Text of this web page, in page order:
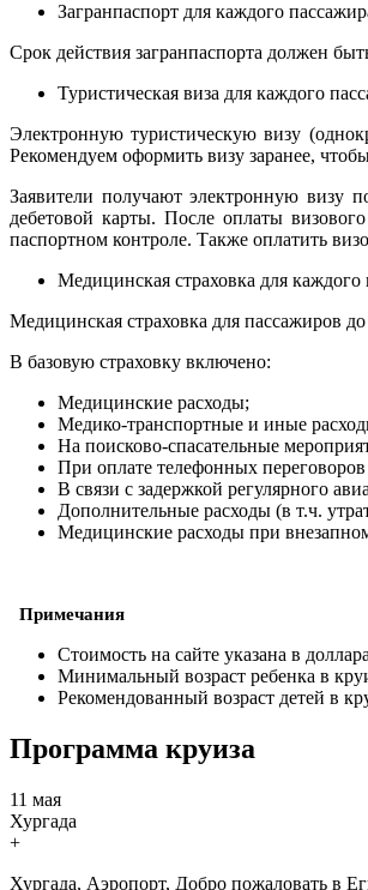
Загранпаспорт для каждого
Срок действия загранпаспорта должен
Туристическая виза для каждого
Электронную туристическую визу
Рекомендуем оформить визу заранее,
Заявители получают электронную
дебетовой карты. После оплаты
паспортном контроле. Также оплатить
Медицинская страховка для каждого
Медицинская страховка для пассажиров
В базовую страховку включено:
Медицинские расходы;
Медико-транспортные и иные
На поисково-спасательные
При оплате телефонных
В связи с задержкой регулярного
Дополнительные расходы (в т.ч.
Медицинские расходы при
Примечания
Стоимость на сайте указана в
Минимальный возраст ребенка в
Рекомендованный возраст детей в
Программа круиза
11 мая
Хургада
+
Хургада, Аэропорт, Добро пожаловать в